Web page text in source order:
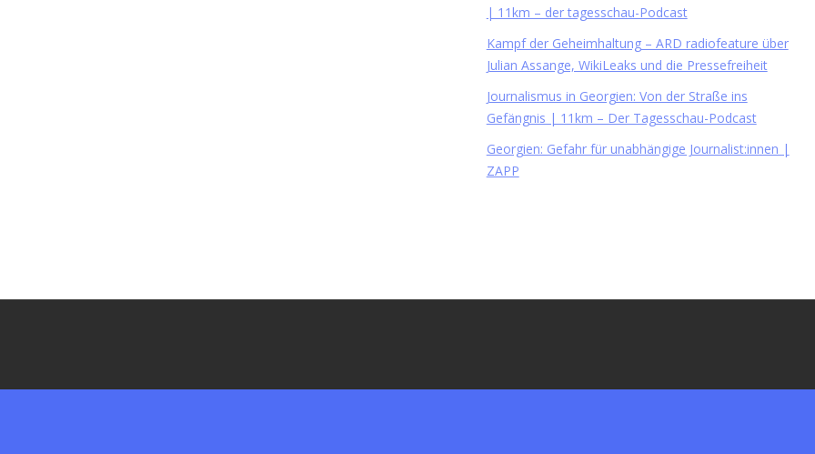
| 11km – der tagesschau-Podcast
Kampf der Geheimhaltung – ARD radiofeature über
Julian Assange, WikiLeaks und die Pressefreiheit
Journalismus in Georgien: Von der Straße ins
Gefängnis | 11km – Der Tagesschau-Podcast
Georgien: Gefahr für unabhängige Journalist:innen |
ZAPP